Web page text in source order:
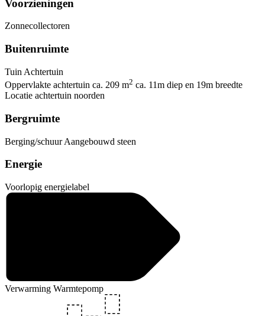
Voorzieningen
Zonnecollectoren
Buitenruimte
Tuin Achtertuin
Oppervlakte achtertuin ca. 209 m2 ca. 11m diep en 19m breedte
Locatie achtertuin noorden
Bergruimte
Berging/schuur Aangebouwd steen
Energie
Voorlopig energielabel
Verwarming Warmtepomp